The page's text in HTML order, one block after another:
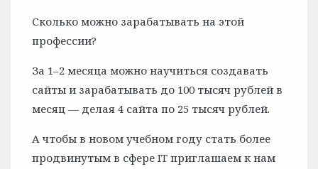
Сколько можно зарабатывать на этой
профессии?
За 1–2 месяца можно научиться создавать
сайты и зарабатывать до 100 тысяч рублей в
месяц — делая 4 сайта по 25 тысяч рублей.
А чтобы в новом учебном году стать более
продвинутым в сфере IT приглашаем к нам